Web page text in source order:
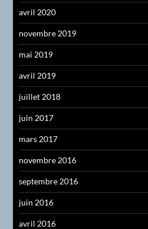
avril 2020
novembre 2019
mai 2019
avril 2019
juillet 2018
juin 2017
mars 2017
novembre 2016
septembre 2016
juin 2016
avril 2016